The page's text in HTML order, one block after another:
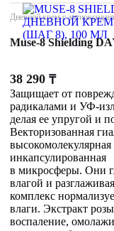
Дневной крем с
Muse-8 Shielding
38 290 ₸
Защищает от
радикалами и УФ-
делая ее упругой и
Векторизованная
инкапсулированная
в микросферы. Они
влагой и
комплекс
влаги. Экстракт
воспаление,